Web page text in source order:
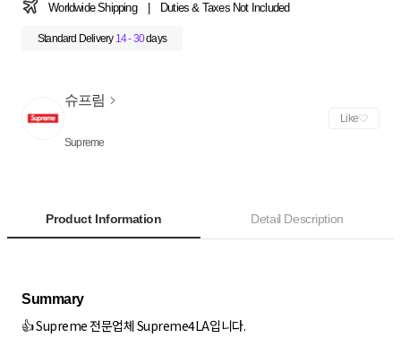
Worldwide Shipping Duties & Taxes Not Included
Standard Delivery 14 - 30days
슈프림
Supreme
Like
Product Information Detail Description
Summary
👍 Supreme 전문업체 Supreme4LA입니다.